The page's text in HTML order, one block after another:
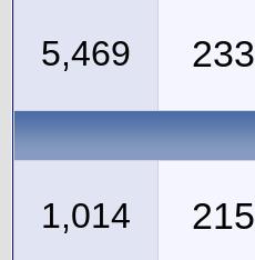
233
5,469
215
1,014